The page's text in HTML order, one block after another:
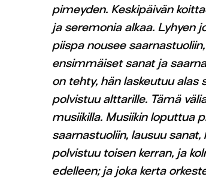
pimeyden. Keskipäivän
ja seremonia alkaa. Lyhyen
piispa nousee
ensimmäiset sanat ja
on tehty, hän laskeutuu alas
polvistuu alttarille. Tämä
musiikilla. Musiikin loputtua
saarnastuoliin, lausuu sanat,
polvistuu toisen kerran, ja
edelleen; ja joka kerta